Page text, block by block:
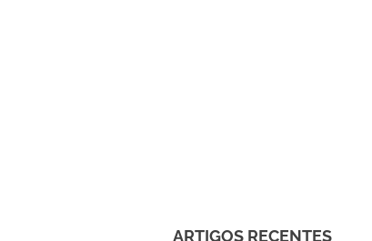
ARTIGOS RECENTES